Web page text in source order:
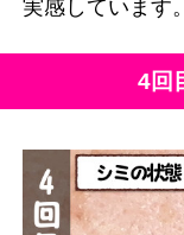
実感しています。
4回